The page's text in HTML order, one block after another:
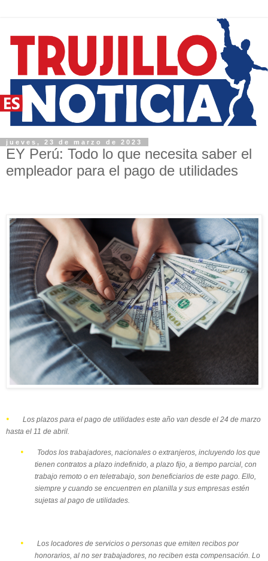
jueves, 23 de marzo de 2023
EY Perú: Todo lo que necesita saber el
empleador para el pago de utilidades
•
Los plazos para el pago de utilidades este año van desde el 24 de marzo
hasta el 11 de abril.
•
Todos los trabajadores, nacionales o extranjeros, incluyendo los que
tienen contratos a plazo indefinido, a plazo fijo, a tiempo parcial, con
trabajo remoto o en teletrabajo, son beneficiarios de este pago. Ello,
siempre y cuando se encuentren en planilla y sus empresas estén
sujetas al pago de utilidades.
•
Los locadores de servicios o personas que emiten recibos por
honorarios, al no ser trabajadores, no reciben esta compensación. Lo